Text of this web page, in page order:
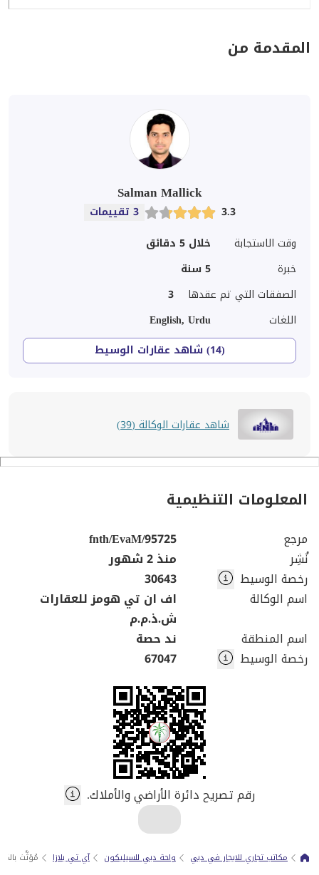
المقدمة من
Salman Mallick
3.3
3 تقييمات
وقت الاستجابة
خلال 5 دقائق
خبرة
5 سنة
الصفقات التي تم عقدها
3
اللغات
English, Urdu
(14) شاهد عقارات الوسيط
شاهد عقارات الوكالة (39)
المعلومات التنظيمية
مرجع
fnth/EvaM/95725
نُشِر
منذ 2 شهور
رخصة الوسيط
30643
اسم الوكالة
اف ان تي هومز للعقارات
ش.ذ.م.م
اسم المنطقة
ند حصة
رخصة الوسيط
67047
رقم تصريح دائرة الأراضي والأملاك.
مكاتب تجاري للايجار في دبي واحة دبي للسيليكون آي تي بلازا مُؤثَّث